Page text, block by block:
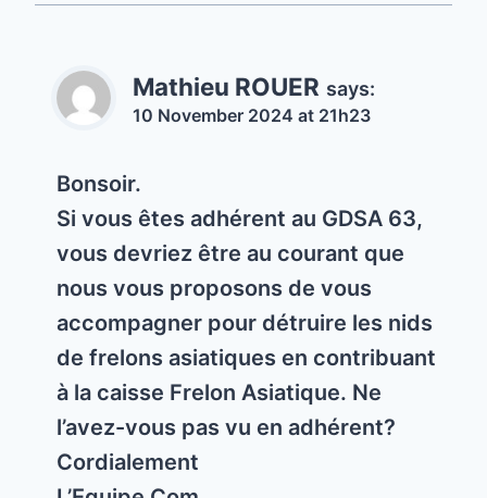
Mathieu ROUER says:
10 November 2024 at 21h23
Bonsoir.
Si vous êtes adhérent au GDSA 63,
vous devriez être au courant que
nous vous proposons de vous
accompagner pour détruire les nids
de frelons asiatiques en contribuant
à la caisse Frelon Asiatique. Ne
l’avez-vous pas vu en adhérent?
Cordialement